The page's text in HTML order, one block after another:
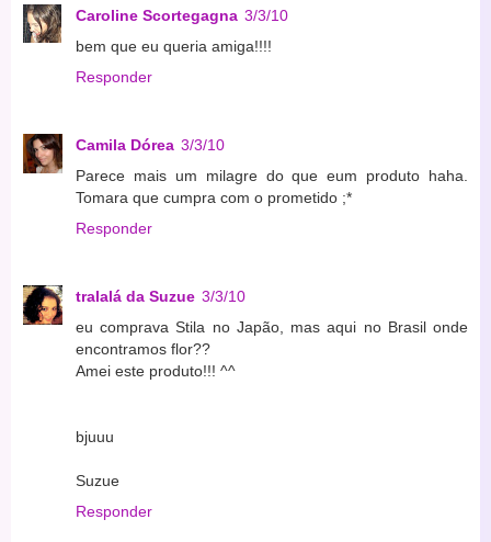
Caroline Scortegagna 3/3/10
bem que eu queria amiga!!!!
Responder
Camila Dórea 3/3/10
Parece mais um milagre do que eum produto haha.
Tomara que cumpra com o prometido ;*
Responder
tralalá da Suzue 3/3/10
eu comprava Stila no Japão, mas aqui no Brasil onde
encontramos flor??
Amei este produto!!! ^^
bjuuu
Suzue
Responder